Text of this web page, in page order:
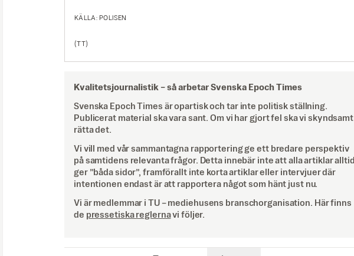
KÄLLA: POLISEN
(TT)
Kvalitetsjournalistik – så arbetar Svenska Epoch Times
Svenska Epoch Times är opartisk och tar inte politisk ställning.
Publicerat material ska vara sant. Om vi har gjort fel ska vi skyndsamt
rätta det.
Vi vill med vår sammantagna rapportering ge ett bredare perspektiv
på samtidens relevanta frågor. Detta innebär inte att alla artiklar alltid
ger ”båda sidor”, framförallt inte korta artiklar eller intervjuer där
intentionen endast är att rapportera något som hänt just nu.
Vi är medlemmar i TU – mediehusens branschorganisation. Här finns
de pressetiska reglernavi följer.